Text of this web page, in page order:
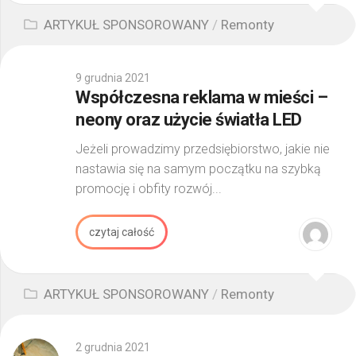
ARTYKUŁ SPONSOROWANY / Remonty
9 grudnia 2021
Współczesna reklama w mieści –
neony oraz użycie światła LED
Jeżeli prowadzimy przedsiębiorstwo, jakie nie
nastawia się na samym początku na szybką
promocję i obfity rozwój...
czytaj całość
ARTYKUŁ SPONSOROWANY / Remonty
2 grudnia 2021